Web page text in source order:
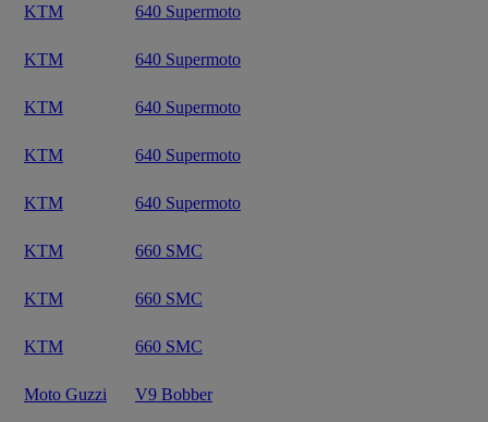
KTM 640 Supermoto
KTM 640 Supermoto
KTM 640 Supermoto
KTM 640 Supermoto
KTM 640 Supermoto
KTM 660 SMC
KTM 660 SMC
KTM 660 SMC
Moto Guzzi V9 Bobber